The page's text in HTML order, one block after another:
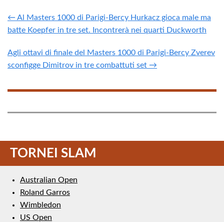
← Al Masters 1000 di Parigi-Bercy Hurkacz gioca male ma
batte Koepfer in tre set. Incontrerà nei quarti Duckworth
Agli ottavi di finale del Masters 1000 di Parigi-Bercy Zverev
sconfigge Dimitrov in tre combattuti set →
TORNEI SLAM
Australian Open
Roland Garros
Wimbledon
US Open